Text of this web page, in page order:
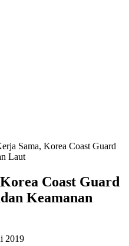
Sama, Korea Coast Guard
Laut
Coast Guard
Keamanan
2019